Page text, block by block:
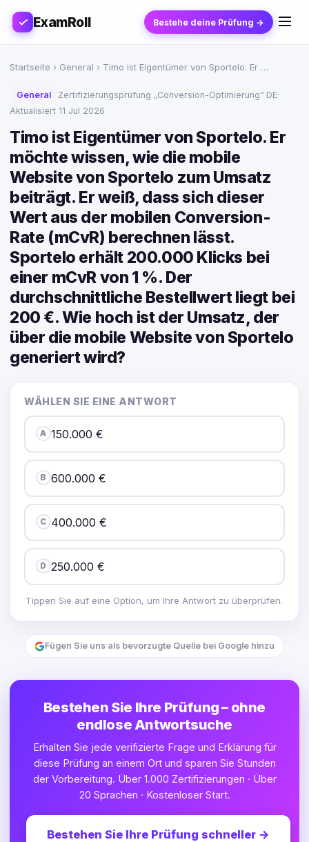
ExamRoll Bestehe deine Prüfung →
Startseite › General › Timo ist Eigentümer von Sportelo. Er …
General Zertifizierungsprüfung „Conversion-Optimierung“·DE·
Aktualisiert 11 Jul 2026
Timo ist Eigentümer von Sportelo. Er
möchte wissen, wie die mobile
Website von Sportelo zum Umsatz
beiträgt. Er weiß, dass sich dieser
Wert aus der mobilen Conversion-
Rate (mCvR) berechnen lässt.
Sportelo erhält 200.000 Klicks bei
einer mCvR von 1 %. Der
durchschnittliche Bestellwert liegt bei
200 €. Wie hoch ist der Umsatz, der
über die mobile Website von Sportelo
generiert wird?
WÄHLEN SIE EINE ANTWORT
A 150.000 €
B 600.000 €
C 400.000 €
D 250.000 €
Tippen Sie auf eine Option, um Ihre Antwort zu überprüfen.
Fügen Sie uns als bevorzugte Quelle bei Google hinzu
Bestehen Sie Ihre Prüfung – ohne
endlose Antwortsuche
Erhalten Sie jede verifizierte Frage und Erklärung für
diese Prüfung an einem Ort und sparen Sie Stunden
der Vorbereitung. Über 1.000 Zertifizierungen · Über
20 Sprachen · Kostenloser Start.
Bestehen Sie Ihre Prüfung schneller →